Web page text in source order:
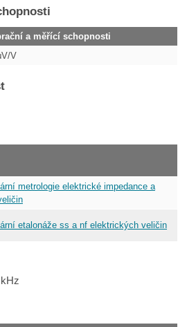
a měřící schopnosti
V
metrologie elektrické impedance a
etalonáže ss a nf elektrických veličin